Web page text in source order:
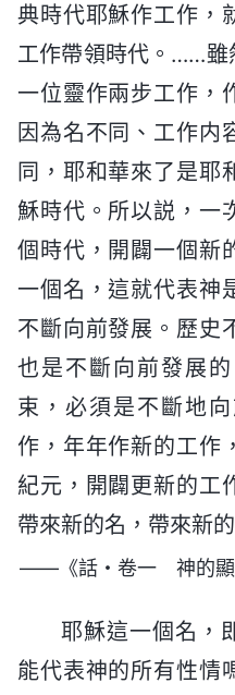
典時代耶穌作工作，
工作帶領時代。……雖
一位靈作兩步工作，
因為名不同、工作内
同，耶和華來了是耶
穌時代。所以説，一
個時代，開闢一個新
一個名，這就代表神
不斷向前發展。歷史
也是不斷向前發展
束，必須是不斷地
作，年年作新的工作
紀元，開闢更新的工
帶來新的名，帶來新
——《話・卷一 神的顯
耶穌這一個名，
能代表神的所有性情